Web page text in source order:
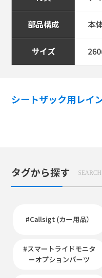
部品構成 本
サイズ
シートザック用レイ
タグから探す SEARCH
#Callsigt (カー用品）
#スマートライドモニタ
ーオプションパーツ